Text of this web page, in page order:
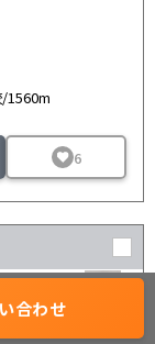
来店予約
合わせ
1560m
6